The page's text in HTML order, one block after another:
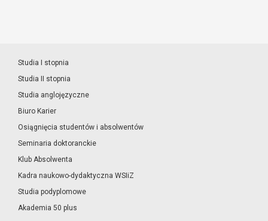
Studia I stopnia
Studia II stopnia
Studia anglojęzyczne
Biuro Karier
Osiągnięcia studentów i absolwentów
Seminaria doktoranckie
Klub Absolwenta
Kadra naukowo-dydaktyczna WSIiZ
Studia podyplomowe
Akademia 50 plus